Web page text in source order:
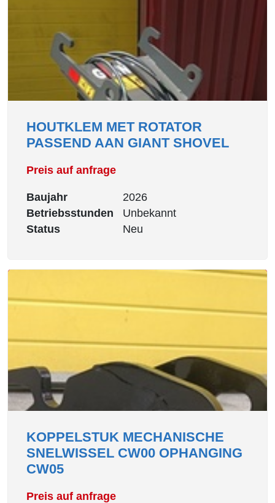
HOUTKLEM MET ROTATOR
PASSEND AAN GIANT SHOVEL
Preis auf anfrage
Baujahr
2026
Betriebsstunden
Unbekannt
Status
Neu
KOPPELSTUK MECHANISCHE
SNELWISSEL CW00 OPHANGING
CW05
Preis auf anfrage